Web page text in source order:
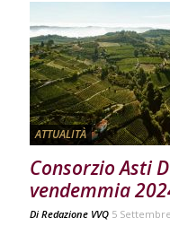
ATTUALITÀ
Consorzio Asti
vendemmia
Di Redazione VVQ 5